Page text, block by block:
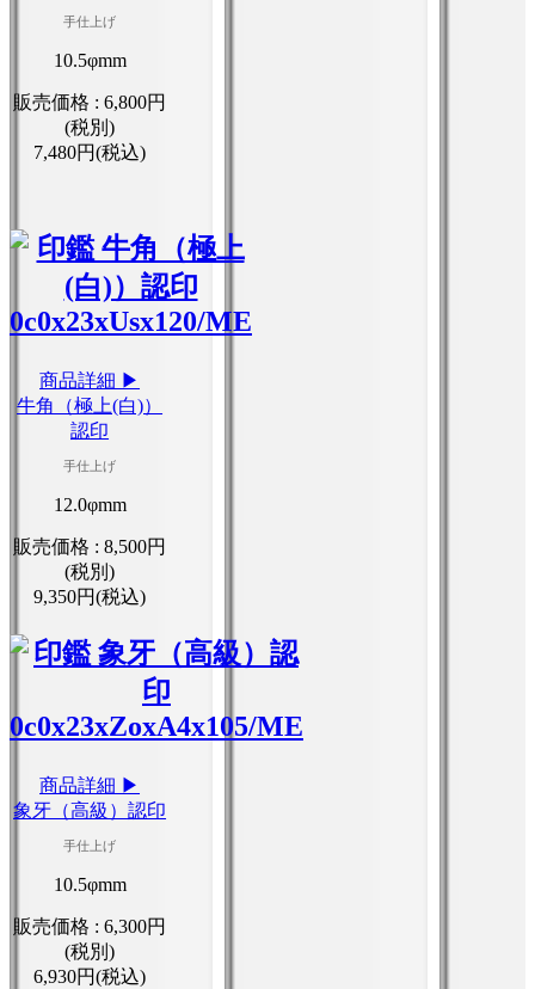
手仕上げ
10.5φmm
販売価格 :6,800円
(税別)
7,480円(税込)
商品詳細 ▶
牛角（極上(白)）
認印
手仕上げ
12.0φmm
販売価格 :8,500円
(税別)
9,350円(税込)
商品詳細 ▶
象牙（高級）認印
手仕上げ
10.5φmm
販売価格 :6,300円
(税別)
6,930円(税込)